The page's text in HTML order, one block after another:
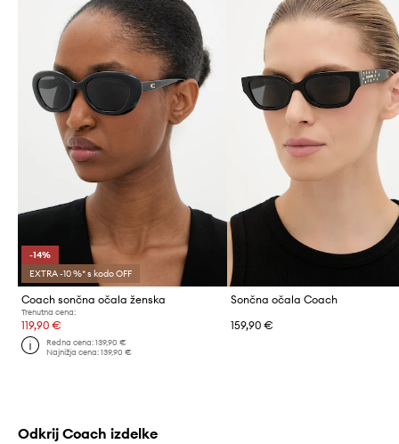
-14%
EXTRA -10 %* s kodo OFF
Coach sončna očala ženska
Trenutna cena:
119,90 €
Redna cena:139,90 €
Najnižja cena:139,90 €
Sončna očala Coach
159,90 €
Odkrij Coach izdelke